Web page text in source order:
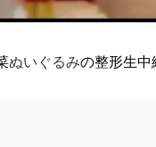
ぬいぐるみの整形生中